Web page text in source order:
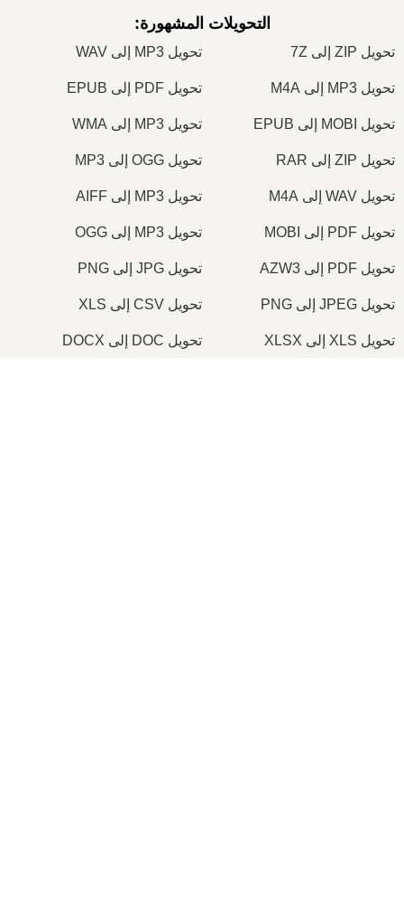
التحويلات المشهورة:
تحويل ZIP إلى 7Z تحويل MP3 إلى WAV
تحويل MP3 إلى M4A تحويل PDF إلى EPUB
تحويل MOBI إلى EPUB تحويل MP3 إلى WMA
تحويل ZIP إلى RAR تحويل OGG إلى MP3
تحويل WAV إلى M4A تحويل MP3 إلى AIFF
تحويل PDF إلى MOBI تحويل MP3 إلى OGG
تحويل PDF إلى AZW3 تحويل JPG إلى PNG
تحويل JPEG إلى PNG تحويل CSV إلى XLS
تحويل XLS إلى XLSX تحويل DOC إلى DOCX